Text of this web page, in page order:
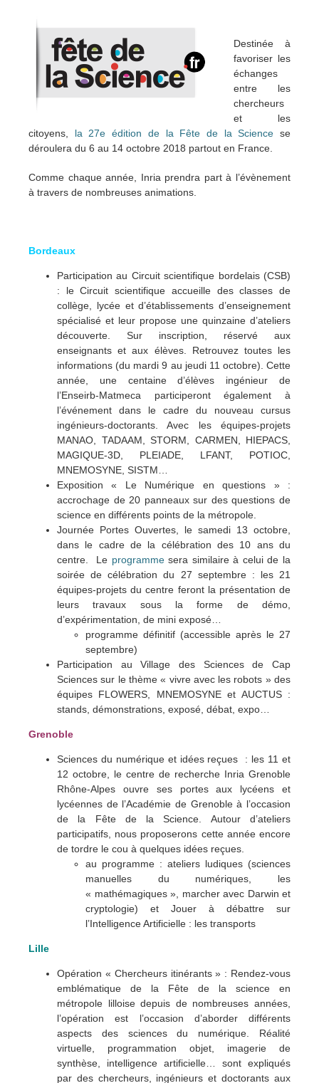
Destinée à
favoriser les
échanges
entre les
chercheurs
et les
citoyens, la 27e édition de la Fête de la Science se
déroulera du 6 au 14 octobre 2018 partout en France.
Comme chaque année, Inria prendra part à l’évènement
à travers de nombreuses animations.
Bordeaux
Participation au Circuit scientifique bordelais (CSB)
: le Circuit scientifique accueille des classes de
collège, lycée et d’établissements d’enseignement
spécialisé et leur propose une quinzaine d’ateliers
découverte. Sur inscription, réservé aux
enseignants et aux élèves. Retrouvez toutes les
informations (du mardi 9 au jeudi 11 octobre). Cette
année, une centaine d’élèves ingénieur de
l’Enseirb-Matmeca participeront également à
l’événement dans le cadre du nouveau cursus
ingénieurs-doctorants. Avec les équipes-projets
MANAO, TADAAM, STORM, CARMEN, HIEPACS,
MAGIQUE-3D, PLEIADE, LFANT, POTIOC,
MNEMOSYNE, SISTM…
Exposition « Le Numérique en questions » :
accrochage de 20 panneaux sur des questions de
science en différents points de la métropole.
Journée Portes Ouvertes, le samedi 13 octobre,
dans le cadre de la célébration des 10 ans du
centre.
Le programmesera similaire à celui de la
soirée de célébration du 27 septembre : les 21
équipes-projets du centre feront la présentation de
leurs travaux sous la forme de démo,
d’expérimentation, de mini exposé…
programme définitif (accessible après le 27
septembre)
Participation au Village des Sciences de Cap
Sciences sur le thème « vivre avec les robots » des
équipes FLOWERS, MNEMOSYNE et AUCTUS :
stands, démonstrations, exposé, débat, expo…
Grenoble
Sciences du numérique et idées reçues : les 11 et
12 octobre, le centre de recherche Inria Grenoble
Rhône-Alpes ouvre ses portes aux lycéens et
lycéennes de l’Académie de Grenoble à l’occasion
de la Fête de la Science. Autour d’ateliers
participatifs, nous proposerons cette année encore
de tordre le cou à quelques idées reçues.
au programme : ateliers ludiques (sciences
manuelles du numériques, les
« mathémagiques », marcher avec Darwin et
cryptologie) et Jouer à débattre sur
l’Intelligence Artificielle : les transports
Lille
Opération « Chercheurs itinérants » : Rendez-vous
emblématique de la Fête de la science en
métropole lilloise depuis de nombreuses années,
l’opération est l’occasion d’aborder différents
aspects des sciences du numérique. Réalité
virtuelle, programmation objet, imagerie de
synthèse, intelligence artificielle… sont expliqués
par des chercheurs, ingénieurs et doctorants aux